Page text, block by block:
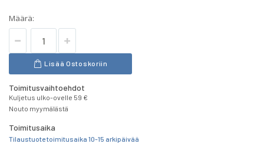
Määrä:
Lisää Ostoskoriin
Toimitusvaihtoehdot
Kuljetus ulko-ovelle 59 €
Nouto myymälästä
Toimitusaika
Tilaustuote toimitusaika 10-15 arkipäivää